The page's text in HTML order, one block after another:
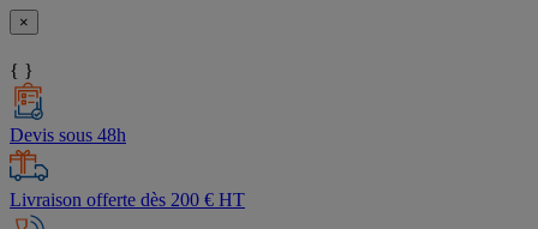
×
{ }
Devis sous 48h
Livraison offerte dès 200 € HT